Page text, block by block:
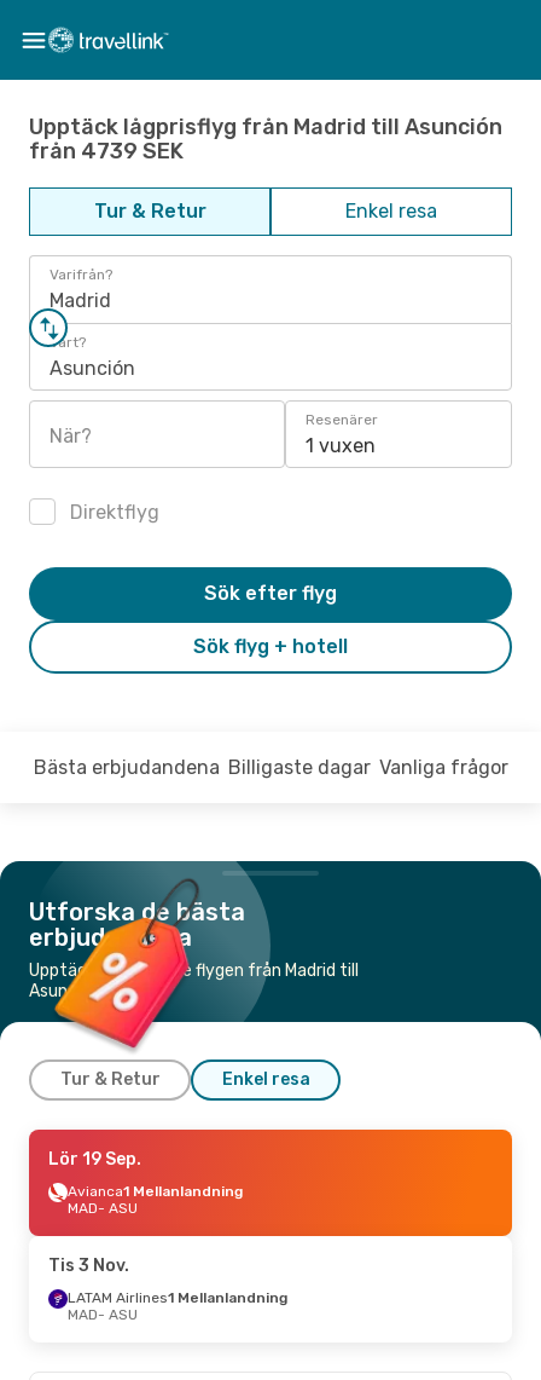
Upptäck lågprisflyg från Madrid till Asunción
från 4739 SEK
Tur & Retur Enkel resa
Varifrån?
Madrid
Vart?
Asunción
När?
Resenärer
1 vuxen
Direktflyg
Sök flyg + hotell
Sök efter flyg
Bästa erbjudandena Billigaste dagar Vanliga frågor
Utforska de bästa
erbjudandena
Upptäck de billigaste flygen från Madrid till
Asunción
Tur & Retur Enkel resa
Tors 8 Okt.
LATAM Airlines
1 Mellanlandning
LATAM Airlines
1 Mellanlandning
ASU - MAD
Lör 19 Sep.
Avianca1 Mellanlandning
MAD- ASU
Tis 3 Nov.
LATAM Airlines1 Mellanlandning
MAD- ASU